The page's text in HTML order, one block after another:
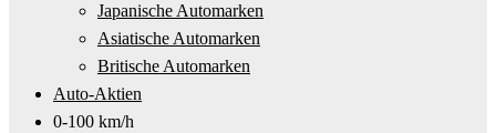
Japanische Automarken
Asiatische Automarken
Britische Automarken
Auto-Aktien
0-100 km/h